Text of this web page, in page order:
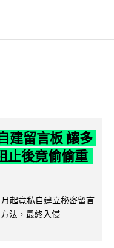
建留言板 讓多
止後竟偷偷重
起竟私自建立秘密留言
法，最終入侵